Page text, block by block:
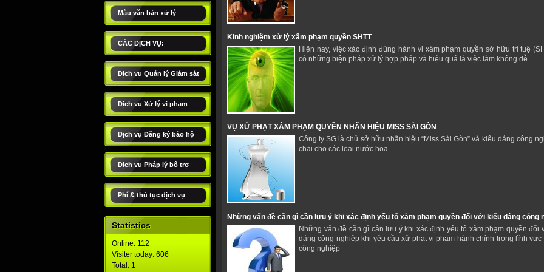
Mẫu văn bản xử lý
CÁC DỊCH VỤ:
Dịch vụ Quản lý Giám sát
Dịch vụ Xử lý vi phạm
Dịch vụ Đăng ký bảo hộ
Dịch vụ Pháp lý bổ trợ
Phí & thủ tục dịch vụ
Statistics
Online: 112
Visiter today: 606
Total: 1
Kinh nghiệm xử lý xâm phạm quyền SHTT
Hiện nay, việc xác định đúng hành vi xâm phạm quyền sở hữu trí tuệ
có những biện pháp xử lý hợp pháp và hiệu quả là việc làm không dễ
VỤ XỬ PHẠT XÂM PHẠM QUYỀN NHÃN HIỆU MISS SÀI GÒN
Công ty SG là chủ sở hữu nhãn hiệu “Miss Sài Gòn” và kiểu dáng công
chai cho các loại nước hoa.
Những vấn đề cần gì cần lưu ý khi xác định yếu tố xâm phạm quyền đối với kiểu dáng công
Những vấn đề cần gì cần lưu ý khi xác định yếu tố xâm phạm quyền đối
dáng công nghiệp khi yêu cầu xử phạt vi phạm hành chính trong lĩnh
công nghiệp